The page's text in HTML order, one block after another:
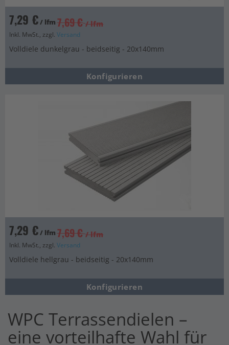
7,29 €/ lfm 7,69 € / lfm
Inkl. MwSt., zzgl. Versand
Volldiele dunkelgrau - beidseitig - 20x140mm
Konfigurieren
7,29 €/ lfm 7,69 € / lfm
Inkl. MwSt., zzgl. Versand
Volldiele hellgrau - beidseitig - 20x140mm
Konfigurieren
WPC Terrassendielen –
eine vorteilhafte Wahl für